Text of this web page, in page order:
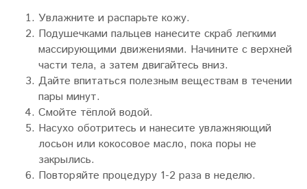
Увлажните и распарьте кожу.
Подушечками пальцев нанесите скраб легкими
массирующими движениями. Начините с верхней
части тела, а затем двигайтесь вниз.
Дайте впитаться полезным веществам в течении
пары минут.
Смойте тёплой водой.
Насухо оботритесь и нанесите увлажняющий
лосьон или кокосовое масло, пока поры не
закрылись.
Повторяйте процедуру 1-2 раза в неделю.